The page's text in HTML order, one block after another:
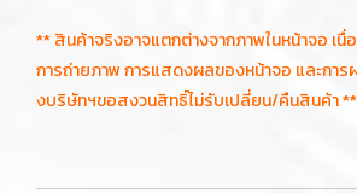
** สินค้าจริงอาจแตกต่างจากภาพในหน้าจอ เนื่
การถ่ายภาพ การแสดงผลของหน้าจอ และการ
งบริษัทฯขอสงวนสิทธิ์ไม่รับเปลี่ยน/คืนสินค้า **